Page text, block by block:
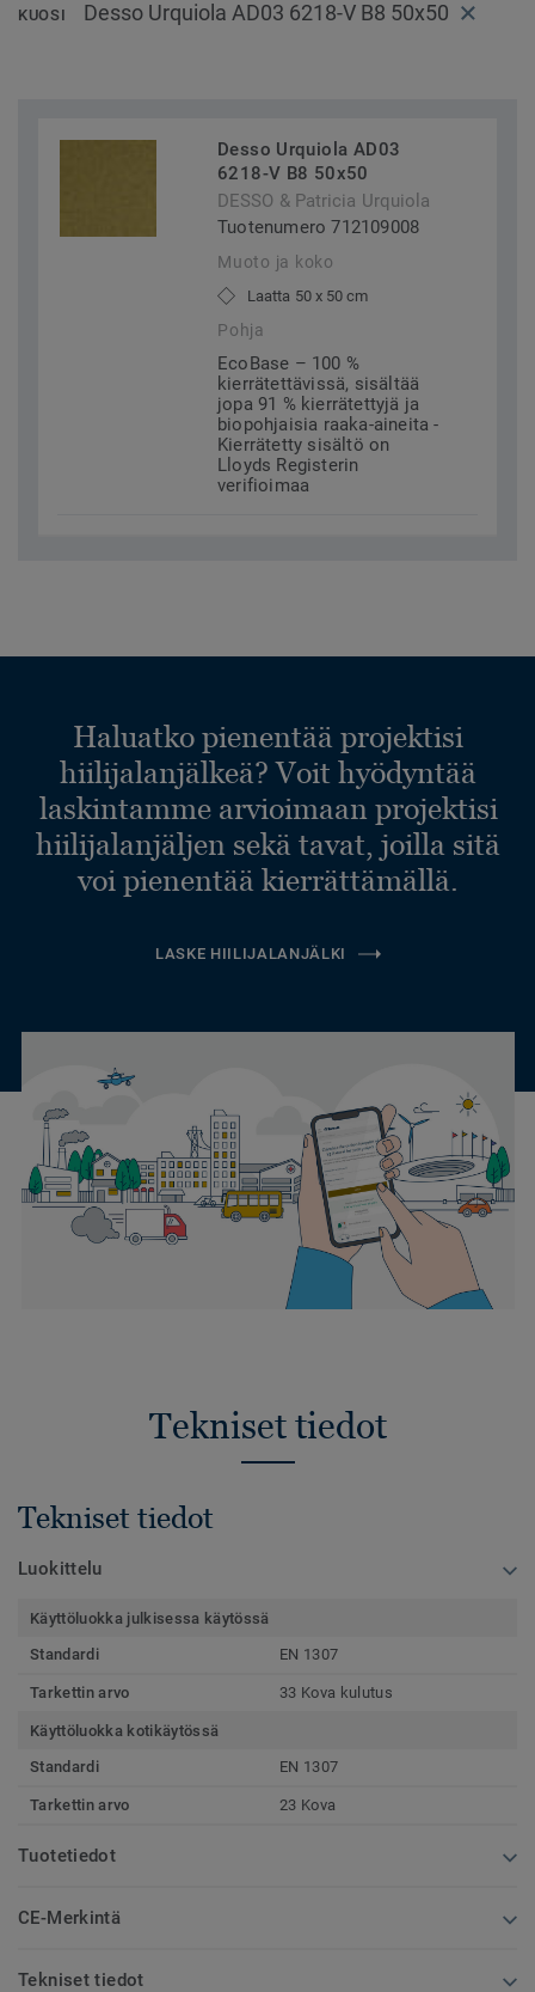
KUOSI Desso Urquiola AD03 6218-V B8 50x50
Desso Urquiola AD03
6218-V B8 50x50
DESSO & Patricia Urquiola
Tuotenumero 712109008
Muoto ja koko
Laatta 50 x 50 cm
Pohja
EcoBase – 100 %
kierrätettävissä, sisältää
jopa 91 % kierrätettyjä ja
biopohjaisia raaka-aineita -
Kierrätetty sisältö on
Lloyds Registerin
verifioimaa
Haluatko pienentää projektisi
hiilijalanjälkeä? Voit hyödyntää
laskintamme arvioimaan projektisi
hiilijalanjäljen sekä tavat, joilla sitä
voi pienentää kierrättämällä.
LASKE HIILIJALANJÄLKI
Tekniset tiedot
Tekniset tiedot
Luokittelu
Käyttöluokka julkisessa käytössä
Standardi
EN 1307
Tarkettin arvo 33 Kova kulutus
Käyttöluokka kotikäytössä
Standardi
EN 1307
Tarkettin arvo 23 Kova
Tuotetiedot
CE-Merkintä
Tekniset tiedot